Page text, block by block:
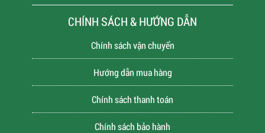
CHÍNH SÁCH & HƯỚNG DẪN
Chính sách vận chuyển
Hướng dẫn mua hàng
Chính sách thanh toán
Chính sách bảo hành